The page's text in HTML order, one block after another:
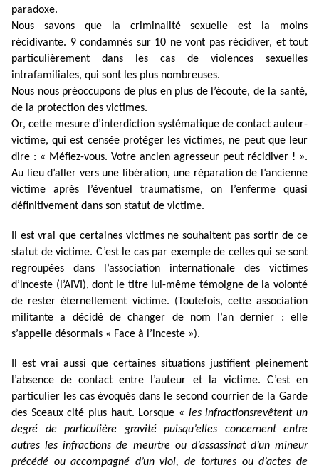
paradoxe.
Nous savons que la criminalité sexuelle est la moins
récidivante. 9 condamnés sur 10 ne vont pas récidiver, et tout
particulièrement dans les cas de violences sexuelles
intrafamiliales, qui sont les plus nombreuses.
Nous nous préoccupons de plus en plus de l’écoute, de la santé,
de la protection des victimes.
Or, cette mesure d’interdiction systématique de contact auteur-
victime, qui est censée protéger les victimes, ne peut que leur
dire : « Méfiez-vous. Votre ancien agresseur peut récidiver ! ».
Au lieu d’aller vers une libération, une réparation de l’ancienne
victime après l’éventuel traumatisme, on l’enferme quasi
définitivement dans son statut de victime.
Il est vrai que certaines victimes ne souhaitent pas sortir de ce
statut de victime. C’est le cas par exemple de celles qui se sont
regroupées dans l’association internationale des victimes
d’inceste (l’AIVI), dont le titre lui-même témoigne de la volonté
de rester éternellement victime. (Toutefois, cette association
militante a décidé de changer de nom l’an dernier : elle
s’appelle désormais « Face à l’inceste »).
Il est vrai aussi que certaines situations justifient pleinement
l’absence de contact entre l’auteur et la victime. C’est en
particulier les cas évoqués dans le second courrier de la Garde
des Sceaux cité plus haut. Lorsque « les infractionsrevêtent un
degré de particulière gravité puisqu’elles concernent entre
autres les infractions de meurtre ou d’assassinat d’un mineur
précédé ou accompagné d’un viol, de tortures ou d’actes de